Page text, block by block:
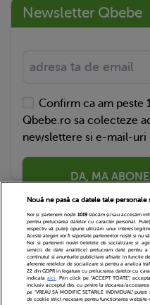
Newsletter Qbebe
Confirm ca am peste
Qbebe.ro sa colecteze
newslettere si e-mail-
DA, MA
Echipa Editoriala
Nouă ne pasă ca datele tale personale
Noi și partenerii noștri 1019stocăm și/sau accesăm
pentru prelucrarea datelor cu caracter personal.
respectiv vă puteți opune utilizării unui interes
Aceste alegeri vor fi raportate partenerilor noștri și nu
Noi si partenerii nostri (retelele de socializare si
servicii de date analitice) prelucram date pentru
continutul si anunturile publicitare afisate in functie
aferente retelelor de socializare si pentru a analiza
22 din GDPR in legatura cu prelucrarea datelor cu
indicataaici. Prin click pe “ACCEPT TOATE”,
inclusiv acceptul dvs. cu privire la stocarea/
pe “VREAU SA MODIFIC SETARILE INDIVIDUAL”
de cookie strict necesare pentru functionarea website-